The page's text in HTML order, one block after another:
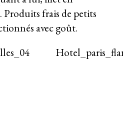
Produits frais de petits
avec goût.